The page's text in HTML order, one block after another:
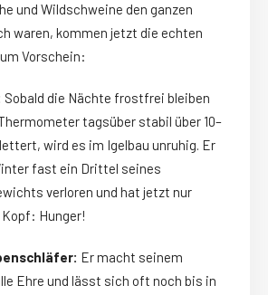
und Wildschweine den ganzen
waren, kommen jetzt die echten
Vorschein:
Sobald die Nächte frostfrei bleiben
tagsüber stabil über 10–
wird es im Igelbau unruhig. Er
fast ein Drittel seines
verloren und hat jetzt nur
Hunger!
Er macht seinem
Ehre und lässt sich oft noch bis in